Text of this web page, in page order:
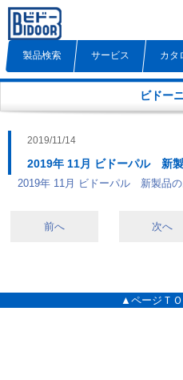
製品検索 サービス カタ
ビドー
2019/11/14
2019年 11月 ビドーパル 新
2019年 11月 ビドーパル 新製品
前へ 次へ
▲ページＴＯ